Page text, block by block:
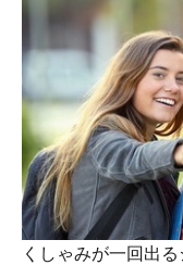
くしゃみが一回出